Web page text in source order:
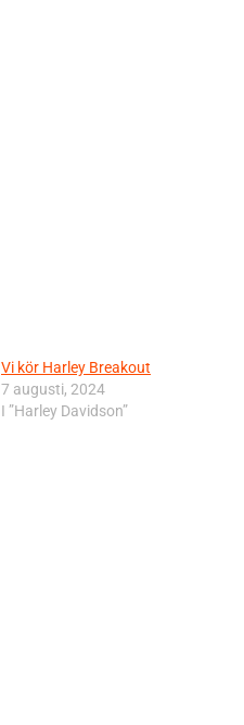
Vi kör Harley Breakout
7 augusti, 2024
I ”Harley Davidson”